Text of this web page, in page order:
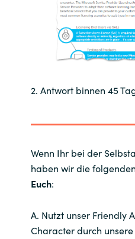
Sri
2. Antwort binnen 45
Wenn Ihr bei der
haben wir die folgenden
Euch:
A. Nutzt unser Friendly
Character durch